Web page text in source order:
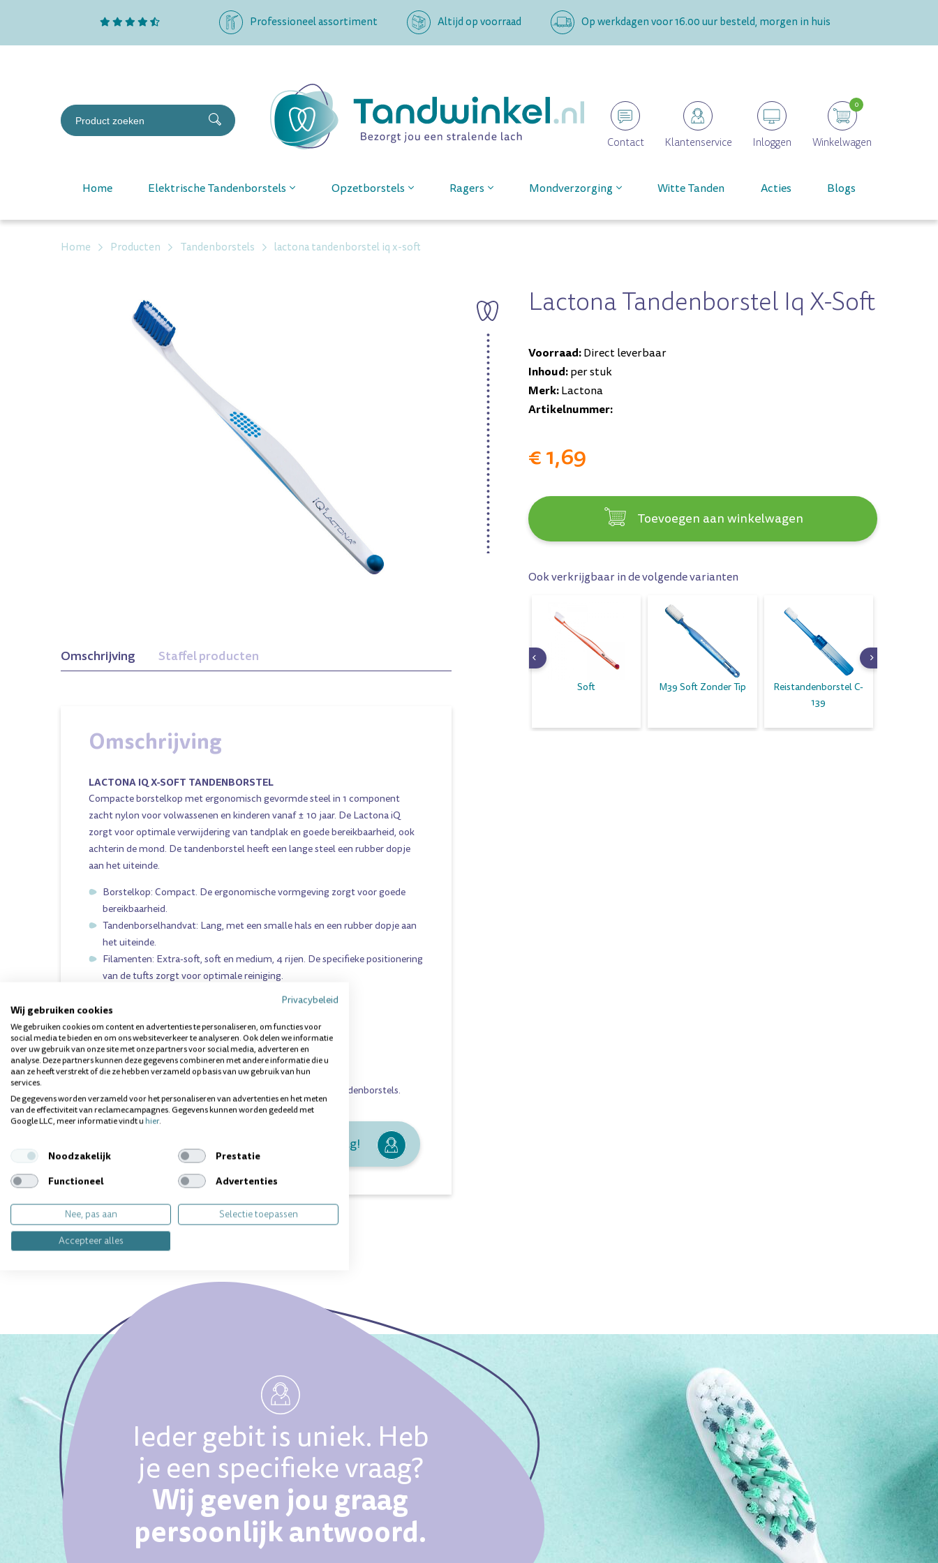
Professioneel assortiment Altijd op voorraad Op werkdagen voor 16.00 uur besteld, morgen in huis
Contact Klantenservice Inloggen Winkelwagen
0
Home Elektrische Tandenborstels Opzetborstels Ragers Mondverzorging Witte Tanden Acties Blogs
Home Producten Tandenborstels lactona tandenborstel iq x-soft
Lactona Tandenborstel Iq X-Soft
Voorraad:Direct leverbaar
Inhoud:per stuk
Merk:Lactona
Artikelnummer:
€ 1,69
Toevoegen aan winkelwagen
Ook verkrijgbaar in de volgende varianten
Soft M39 Soft Zonder Tip
Reistandenborstel C-
139
Omschrijving Staffel producten
Omschrijving
LACTONA IQ X-SOFT TANDENBORSTEL
Compacte borstelkop met ergonomisch gevormde steel in 1 component
zacht nylon voor volwassenen en kinderen vanaf ± 10 jaar. De Lactona iQ
zorgt voor optimale verwijdering van tandplak en goede bereikbaarheid, ook
achterin de mond. De tandenborstel heeft een lange steel een rubber dopje
aan het uiteinde.
Borstelkop: Compact. De ergonomische vormgeving zorgt voor goede
bereikbaarheid.
Tandenborselhandvat: Lang, met een smalle hals en een rubber dopje aan
het uiteinde.
Filamenten: Extra-soft, soft en medium, 4 rijen. De specifieke positionering
van de tufts zorgt voor optimale reiniging.
Wij verkopen deze tandenborstel in 3 verschillende maten:
X-Soft
Soft
Medium
handtandenborstels.
Vragen over dit product? Wij helpen je graag!
Ieder gebit is uniek. Heb
je een specifieke vraag?
Wij geven jou graag
persoonlijk antwoord.
Privacybeleid
Wij gebruiken cookies
We gebruiken cookies om content en advertenties te personaliseren, om functies voor
social media te bieden en om ons websiteverkeer te analyseren. Ook delen we informatie
over uw gebruik van onze site met onze partners voor social media, adverteren en
analyse. Deze partners kunnen deze gegevens combineren met andere informatie die u
aan ze heeft verstrekt of die ze hebben verzameld op basis van uw gebruik van hun
services.
De gegevens worden verzameld voor het personaliseren van advertenties en het meten
van de effectiviteit van reclamecampagnes. Gegevens kunnen worden gedeeld met
Google LLC, meer informatie vindt uhier.
Noodzakelijk
Prestatie
Functioneel
Advertenties
Nee, pas aan
Selectie toepassen
Accepteer alles